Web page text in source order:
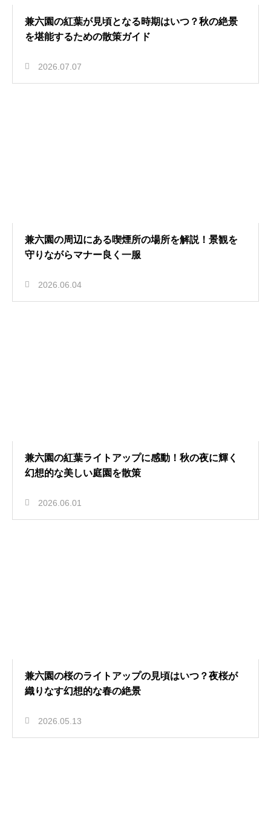
兼六園の紅葉が見頃となる時期はいつ？秋の絶景
を堪能するための散策ガイド
2026.07.07
兼六園の周辺にある喫煙所の場所を解説！景観を
守りながらマナー良く一服
2026.06.04
兼六園の紅葉ライトアップに感動！秋の夜に輝く
幻想的な美しい庭園を散策
2026.06.01
兼六園の桜のライトアップの見頃はいつ？夜桜が
織りなす幻想的な春の絶景
2026.05.13